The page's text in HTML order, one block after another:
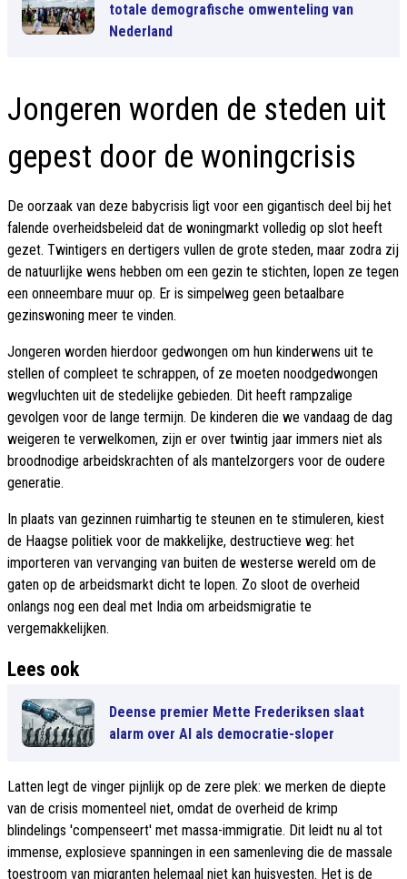
totale demografische omwenteling van
Nederland
Jongeren worden de steden uit
gepest door de woningcrisis
De oorzaak van deze babycrisis ligt voor een gigantisch deel bij het
falende overheidsbeleid dat de woningmarkt volledig op slot heeft
gezet. Twintigers en dertigers vullen de grote steden, maar zodra zij
de natuurlijke wens hebben om een gezin te stichten, lopen ze tegen
een onneembare muur op. Er is simpelweg geen betaalbare
gezinswoning meer te vinden.
Jongeren worden hierdoor gedwongen om hun kinderwens uit te
stellen of compleet te schrappen, of ze moeten noodgedwongen
wegvluchten uit de stedelijke gebieden. Dit heeft rampzalige
gevolgen voor de lange termijn. De kinderen die we vandaag de dag
weigeren te verwelkomen, zijn er over twintig jaar immers niet als
broodnodige arbeidskrachten of als mantelzorgers voor de oudere
generatie.
In plaats van gezinnen ruimhartig te steunen en te stimuleren, kiest
de Haagse politiek voor de makkelijke, destructieve weg: het
importeren van vervanging van buiten de westerse wereld om de
gaten op de arbeidsmarkt dicht te lopen. Zo sloot de overheid
onlangs nog een deal met India om arbeidsmigratie te
vergemakkelijken.
Lees ook
Deense premier Mette Frederiksen slaat
alarm over AI als democratie-sloper
Latten legt de vinger pijnlijk op de zere plek: we merken de diepte
van de crisis momenteel niet, omdat de overheid de krimp
blindelings 'compenseert' met massa-immigratie. Dit leidt nu al tot
immense, explosieve spanningen in een samenleving die de massale
toestroom van migranten helemaal niet kan huisvesten. Het is de